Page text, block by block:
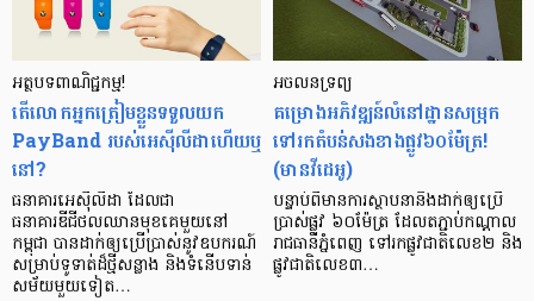
អត្ថបទពាណិជ្ជកម្ម!
តើលោកអ្នកត្រៀមខ្លួនទទួលយក
PayBand របស់អេស៊ីលីដាហើយឬ
នៅ?
ធនាគារអេស៊ីលីដា ដែលជា
ធនាគារឌីជីថលឈានមុខគេមួយនៅ
កម្ពុជា បានដាក់ឲ្យប្រើប្រាស់នូវឧបករណ៍
សម្រាប់ទូទាត់ដ៏ថ្មីសន្លាង និងទំនើបទាន់
សម័យមួយទៀត…
អចលនទ្រព្យ
គម្រោង​អភិវឌ្ឍន៍​លំនៅដ្ឋាន​សម្រុក​
ទៅ​រក​តំបន់​សង​ខាង​ផ្លូវ​៦០​ម៉ែត្រ!​
(មាន​វីដេអូ)
បន្ទាប់ពីមានការស្ថាបនានិងដាក់ឲ្យប្រើ
ប្រាស់ផ្លូវ ៦០ម៉ែត្រ ដែល​តភ្ជាប់​កណ្ដាល​
រាជ​ធានី​ភ្នំពេញ​ ទៅ​រក​ផ្លូវ​ជាតិ​លេខ២ និង​
ផ្លូវ​ជាតិ​លេខ​៣…